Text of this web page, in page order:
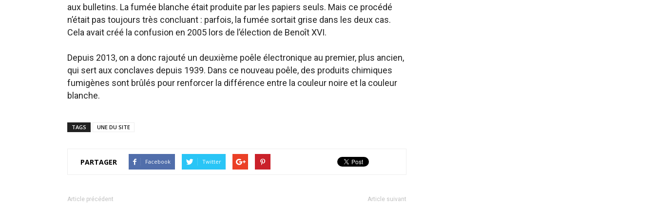
aux bulletins. La fumée blanche était produite par les papiers seuls. Mais ce procédé
n’était pas toujours très concluant : parfois, la fumée sortait grise dans les deux cas.
Cela avait créé la confusion en 2005 lors de l’élection de Benoît XVI.
Depuis 2013, on a donc rajouté un deuxième poêle électronique au premier, plus ancien,
qui sert aux conclaves depuis 1939. Dans ce nouveau poêle, des produits chimiques
fumigènes sont brûlés pour renforcer la différence entre la couleur noire et la couleur
blanche.
TAGS UNE DU SITE
PARTAGER Facebook Twitter
Article précédent Article suivant